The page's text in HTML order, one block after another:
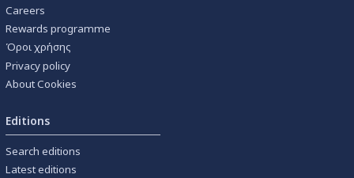
Careers
Rewards programme
Όροι χρήσης
Privacy policy
About Cookies
Editions
Search editions
Latest editions